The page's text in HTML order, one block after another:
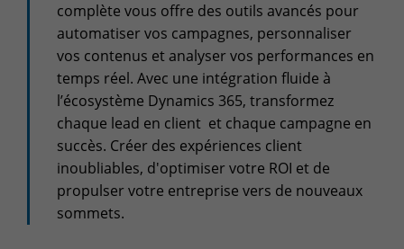
+32(0)4 239.89.39
logistics-cpld@keyes.eu
Billing service
invoice-cpld@keyes.eu
CONTACT & ACCESS MAP
complète vous offre des outils avancés pour
automatiser vos campagnes, personnaliser
vos contenus et analyser vos performances en
temps réel. Avec une intégration fluide à
l’écosystème Dynamics 365, transformez
chaque lead en client et chaque campagne en
succès. Créer des expériences client
inoubliables, d'optimiser votre ROI et de
propulser votre entreprise vers de nouveaux
sommets.